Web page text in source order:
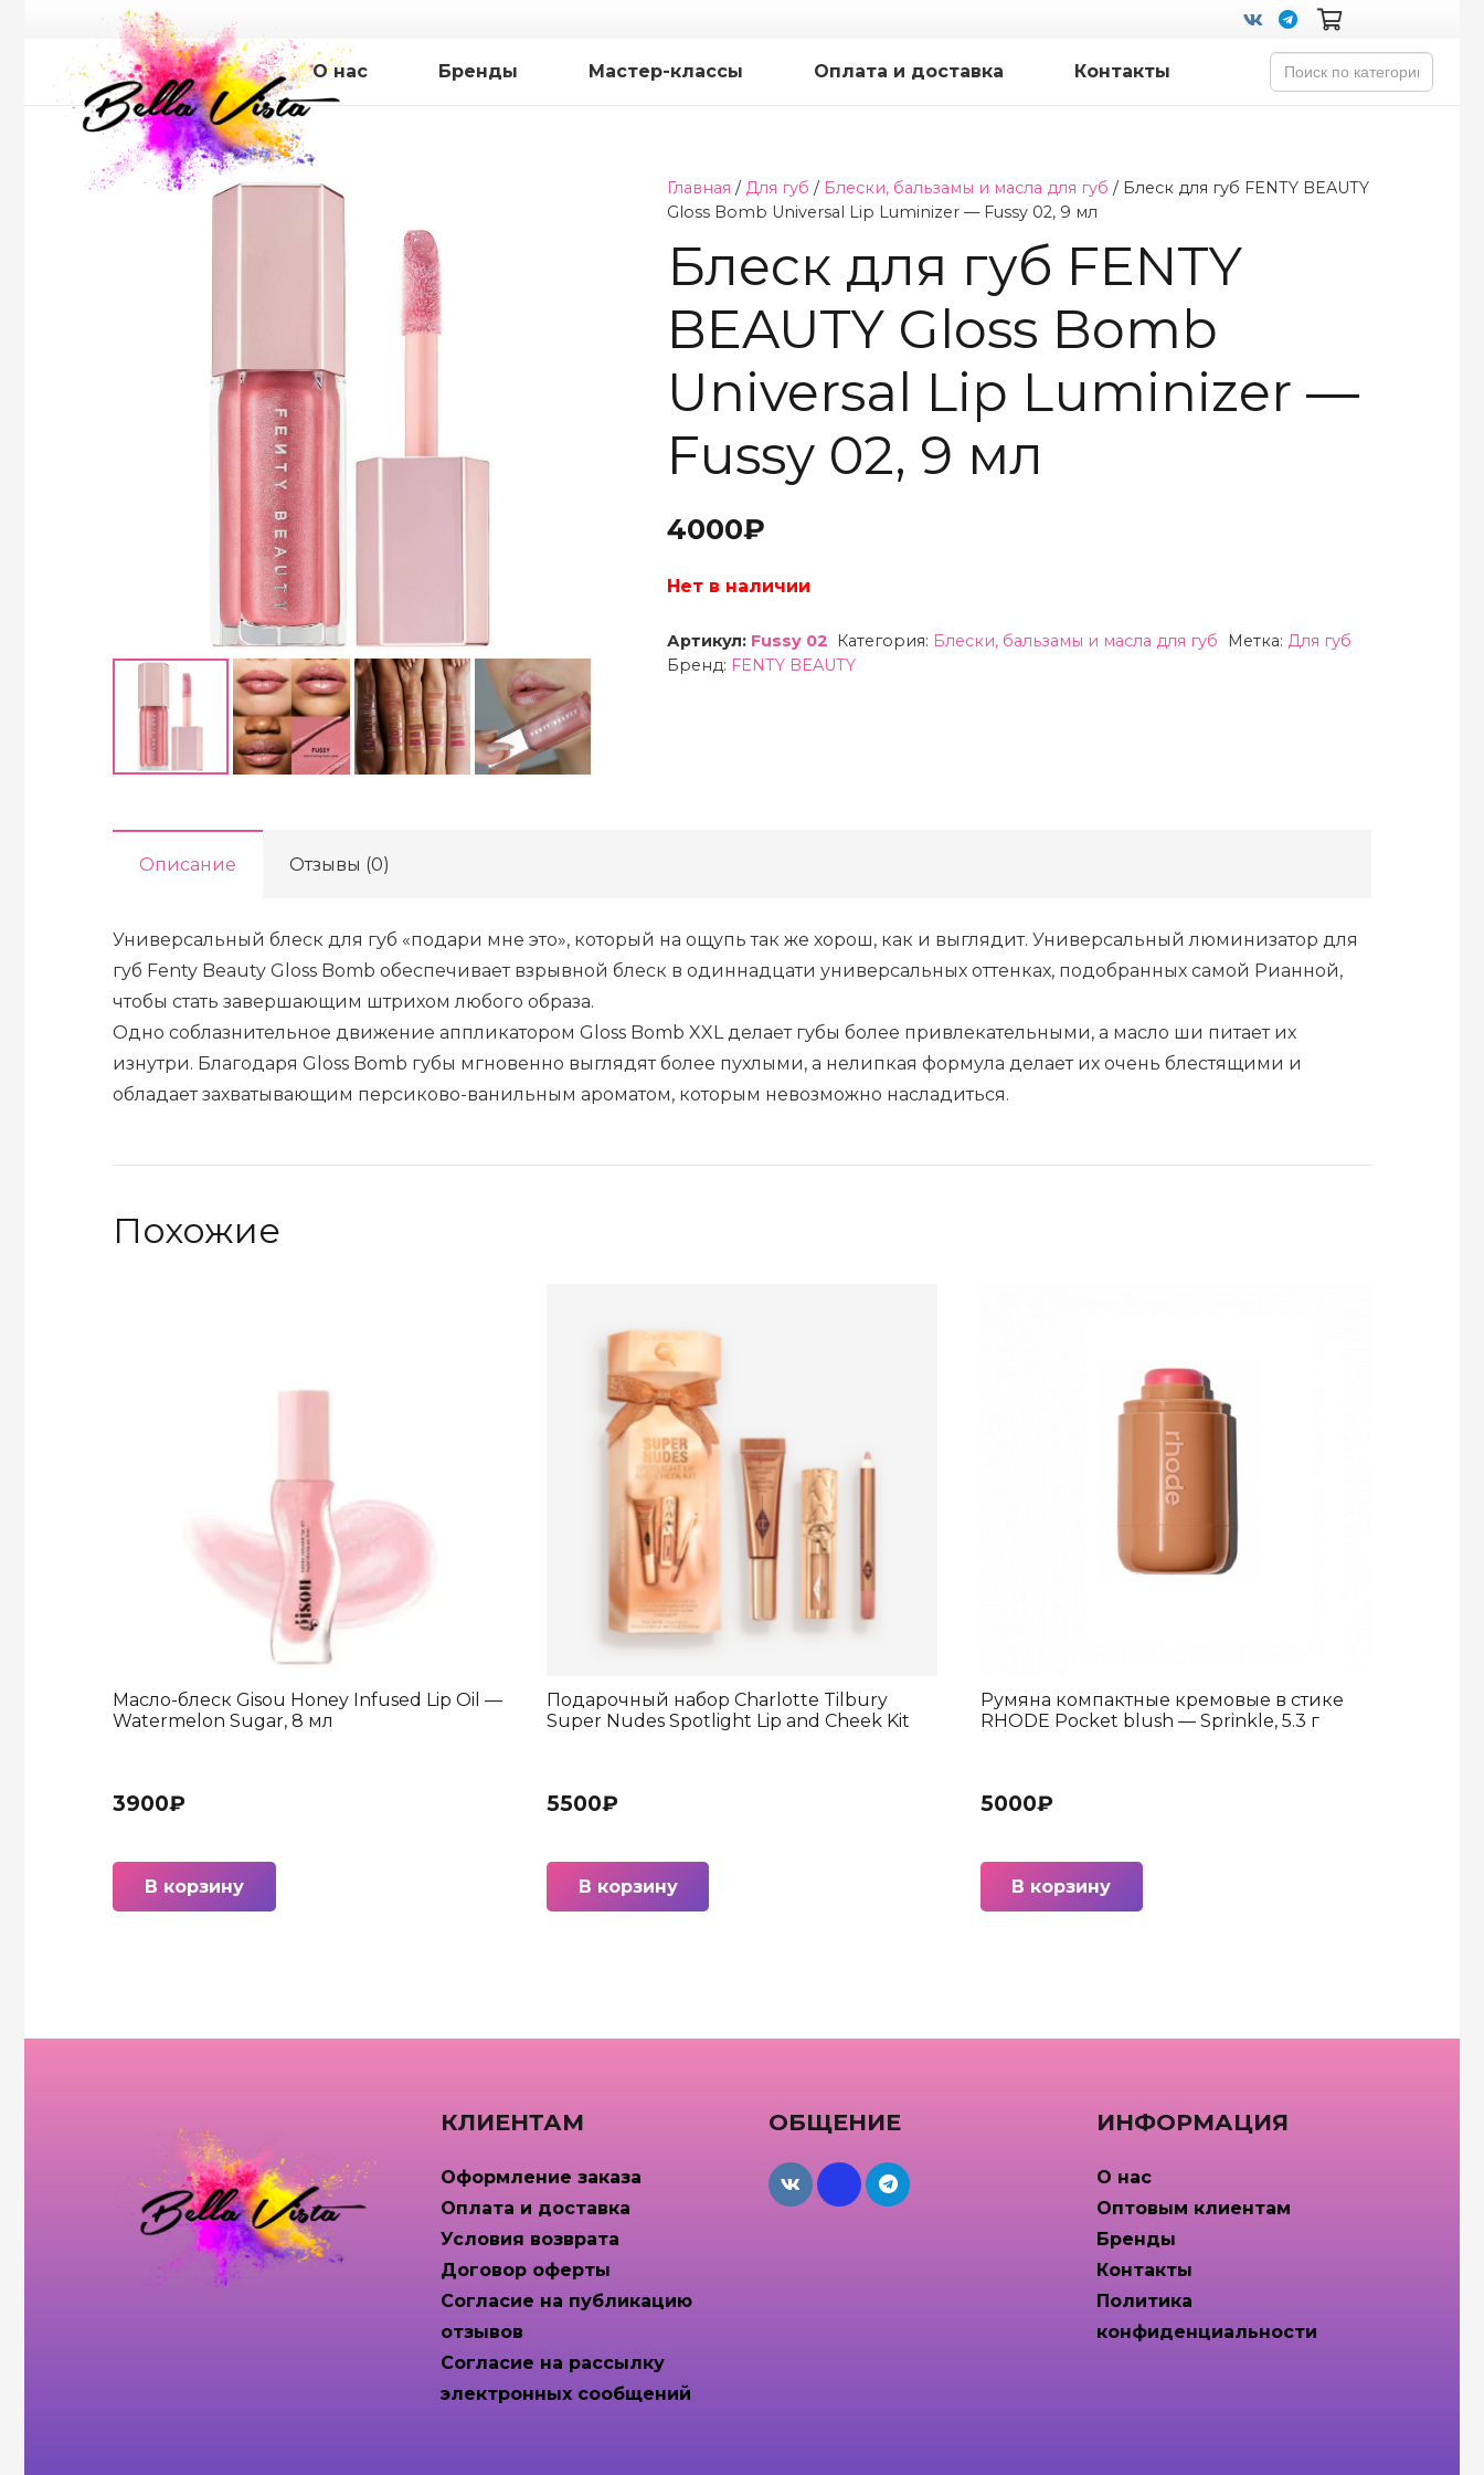
О нас Бренды Мастер-классы Оплата и доставка Контакты
Search
for:
Главная / Для губ / Блески, бальзамы и масла для губ / Блеск для губ FENTY BEAUTY
Gloss Bomb Universal Lip Luminizer — Fussy 02, 9 мл
Блеск для губ FENTY
BEAUTY Gloss Bomb
Universal Lip Luminizer —
Fussy 02, 9 мл
4000₽
Нет в наличии
Артикул: Fussy 02 Категория: Блески, бальзамы и масла для губ Метка: Для губ
Бренд: FENTY BEAUTY
Описание Отзывы (0)
Универсальный блеск для губ «подари мне это», который на ощупь так же хорош, как и выглядит. Универсальный люминизатор для
губ Fenty Beauty Gloss Bomb обеспечивает взрывной блеск в одиннадцати универсальных оттенках, подобранных самой Рианной,
чтобы стать завершающим штрихом любого образа.
Одно соблазнительное движение аппликатором Gloss Bomb XXL делает губы более привлекательными, а масло ши питает их
изнутри. Благодаря Gloss Bomb губы мгновенно выглядят более пухлыми, а нелипкая формула делает их очень блестящими и
обладает захватывающим персиково-ванильным ароматом, которым невозможно насладиться.
Похожие
Масло-блеск Gisou Honey Infused Lip Oil —
Watermelon Sugar, 8 мл
3900₽
В корзину
Подарочный набор Charlotte Tilbury
Super Nudes Spotlight Lip and Cheek Kit
5500₽
В корзину
Румяна компактные кремовые в стике
RHODE Pocket blush — Sprinkle, 5.3 г
5000₽
В корзину
КЛИЕНТАМ
Оформление заказа
Оплата и доставка
Условия возврата
Договор оферты
Согласие на публикацию
отзывов
Согласие на рассылку
электронных сообщений
ОБЩЕНИЕ
maxcdn
ИНФОРМАЦИЯ
О нас
Оптовым клиентам
Бренды
Контакты
Политика
конфиденциальности